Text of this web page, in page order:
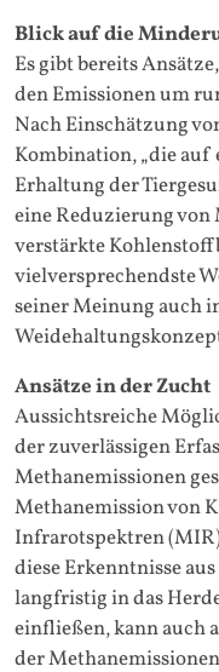
Blick auf die
Es gibt bereits
den Emissionen um
Nach Einschätzung
Kombination, „die
Erhaltung der
eine Reduzierung
verstärkte
vielversprechendste
seiner Meinung auch
Ansätze in der Zucht
Aussichtsreiche
der zuverlässigen
Methanemissionen
Methanemission von
Infrarotspektren
diese Erkenntnisse
langfristig in das
einfließen, kann auch
der